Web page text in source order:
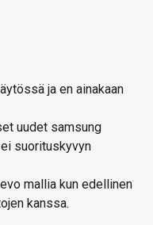
ja en ainakaan
uudet samsung
suorituskyvyn
mallia kun edellinen
kanssa.